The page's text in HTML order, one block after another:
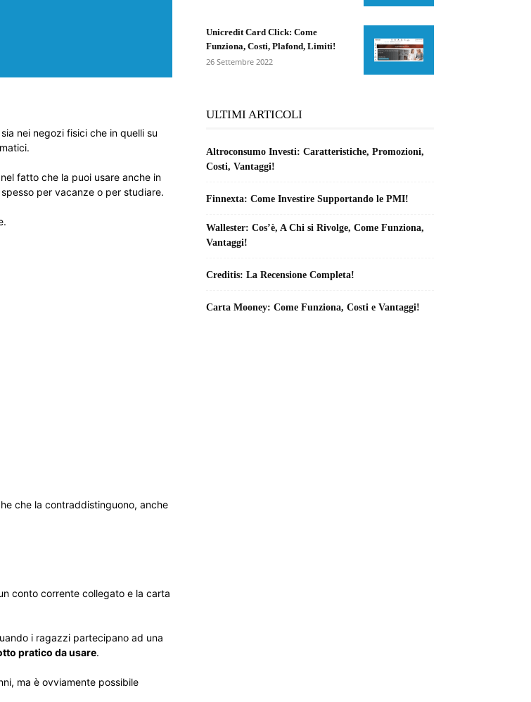
nei negozi fisici che in quelli su
fatto che la puoi usare anche in
per vacanze o per studiare.
che la contraddistinguono, anche
conto corrente collegato e la carta
i ragazzi partecipano ad una
pratico da usare.
ma è ovviamente possibile
Unicredit Card Click: Come
Funziona, Costi, Plafond, Limiti!
26 Settembre 2022
ULTIMI ARTICOLI
Altroconsumo Investi: Caratteristiche, Promozioni,
Costi, Vantaggi!
Finnexta: Come Investire Supportando le PMI!
Wallester: Cos’è, A Chi si Rivolge, Come Funziona,
Vantaggi!
Creditis: La Recensione Completa!
Carta Mooney: Come Funziona, Costi e Vantaggi!